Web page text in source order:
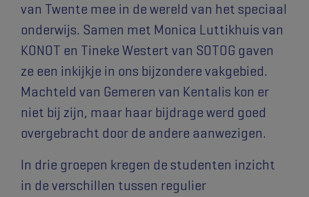
van Twente mee in de wereld van het speciaal
onderwijs. Samen met Monica Luttikhuis van
KONOT en Tineke Westert van SOTOG gaven
ze een inkijkje in ons bijzondere vakgebied.
Machteld van Gemeren van Kentalis kon er
niet bij zijn, maar haar bijdrage werd goed
overgebracht door de andere aanwezigen.
In drie groepen kregen de studenten inzicht
in de verschillen tussen regulier